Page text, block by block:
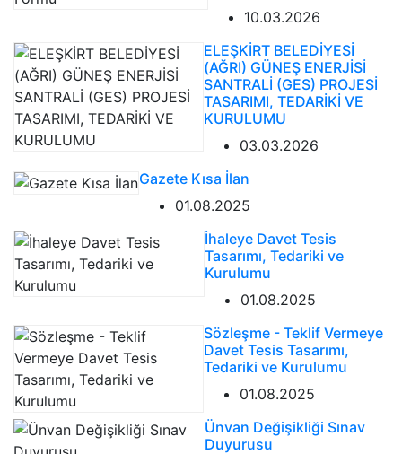
10.03.2026
ELEŞKİRT BELEDİYESİ
(AĞRI) GÜNEŞ ENERJİSİ
SANTRALİ (GES) PROJESİ
TASARIMI, TEDARİKİ VE
KURULUMU
03.03.2026
Gazete Kısa İlan
01.08.2025
İhaleye Davet Tesis
Tasarımı, Tedariki ve
Kurulumu
01.08.2025
Sözleşme - Teklif Vermeye
Davet Tesis Tasarımı,
Tedariki ve Kurulumu
01.08.2025
Ünvan Değişikliği Sınav
Duyurusu